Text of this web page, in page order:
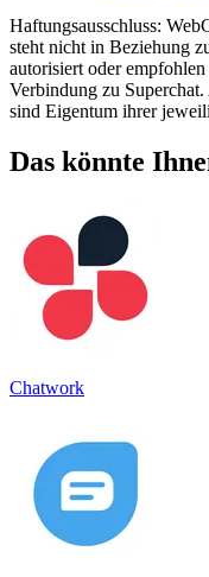
Haftungsausschluss:
steht nicht in Beziehung
autorisiert oder
Verbindung zu
sind Eigentum ihrer
Das könnte
Chatwork